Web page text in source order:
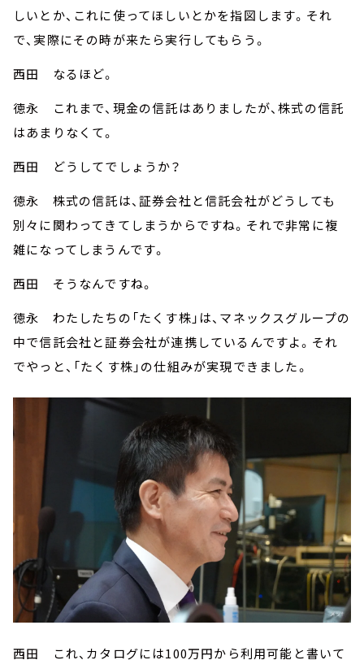
しいとか、これに使ってほしいとかを指図します。それ
で、実際にその時が来たら実行してもらう。
西田 なるほど。
徳永 これまで、現金の信託はありましたが、株式の信託
はあまりなくて。
西田 どうしてでしょうか？
徳永 株式の信託は、証券会社と信託会社がどうしても
別々に関わってきてしまうからですね。それで非常に複
雑になってしまうんです。
西田 そうなんですね。
徳永 わたしたちの「たくす株」は、マネックスグループの
中で信託会社と証券会社が連携しているんですよ。それ
でやっと、「たくす株」の仕組みが実現できました。
西田 これ、カタログには100万円から利用可能と書いて